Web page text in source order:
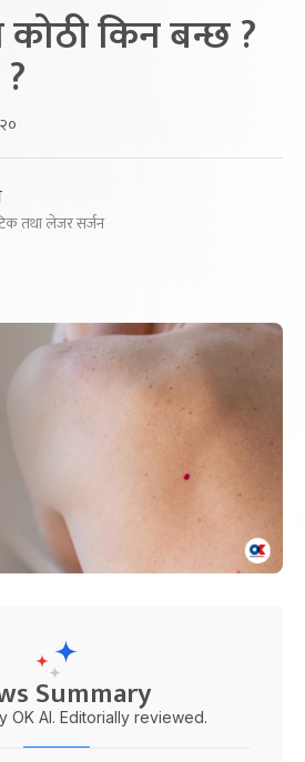
कोठी किन बन्छ ?
तथा लेजर सर्जन
Summary
OK AI. Editorially reviewed.